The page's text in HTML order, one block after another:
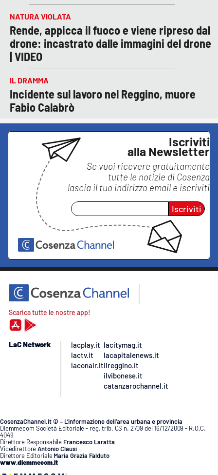
NATURA VIOLATA
Rende, appicca il fuoco e viene ripreso dal
drone: incastrato dalle immagini del drone
| VIDEO
IL DRAMMA
Incidente sul lavoro nel Reggino, muore
Fabio Calabrò
Iscriviti
alla Newsletter
Se vuoi ricevere gratuitamente
tutte le notizie di Cosenza
lascia il tuo indirizzo email e iscriviti
Iscriviti
Scarica tutte le nostre app!
LaC Network
lacplay.it
lactv.it
laconair.it
lacitymag.it
lacapitalenews.it
ilreggino.it
ilvibonese.it
catanzarochannel.it
CosenzaChannel.it © – L’informazione dell’area urbana e provincia
Diemmecom Società Editoriale - reg. trib. CS n. 2709 del 16/12/2009 - R.O.C.
4049
Direttore Responsabile Francesco Laratta
VicedirettoreAntonio Clausi
Direttore Editoriale Maria Grazia Falduto
www.diemmecom.it